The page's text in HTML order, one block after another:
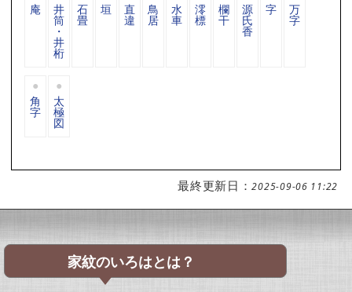
庵 井
筒
・
井
桁
石
畳
垣 直
違
鳥
居
水
車
澪
標
欄
干
源
氏
香
字 万
字
角
字
太
極
図
最終更新日：2025-09-06 11:22
家紋のいろはとは？